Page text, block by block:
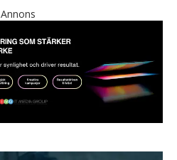
Annons